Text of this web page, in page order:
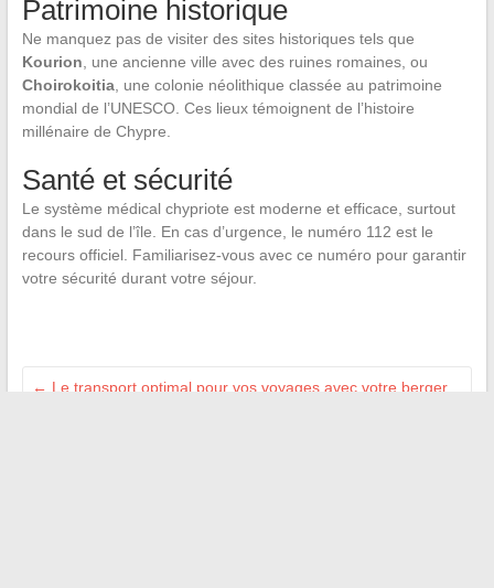
Patrimoine historique
Ne manquez pas de visiter des sites historiques tels que
Kourion , une ancienne ville avec des ruines romaines, ou
Choirokoitia, une colonie néolithique classée au patrimoine
mondial de l’UNESCO. Ces lieux témoignent de l’histoire
millénaire de Chypre.
Santé et sécurité
Le système médical chypriote est moderne et efficace, surtout
dans le sud de l’île. En cas d’urgence, le numéro 112 est le
recours officiel. Familiarisez-vous avec ce numéro pour garantir
votre sécurité durant votre séjour.
← Le transport optimal pour vos voyages avec votre berger